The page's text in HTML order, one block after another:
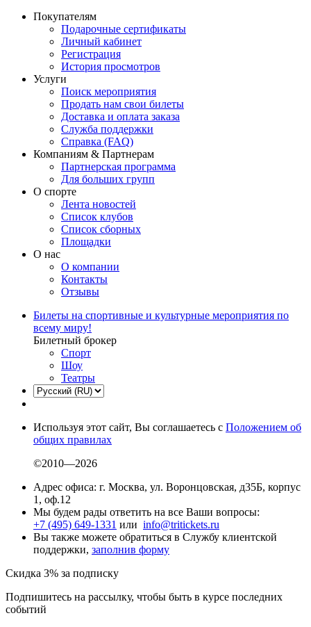
Покупателям
Подарочные сертификаты
Личный кабинет
Регистрация
История просмотров
Услуги
Поиск мероприятия
Продать нам свои билеты
Доставка и оплата заказа
Служба поддержки
Справка (FAQ)
Компаниям & Партнерам
Партнерская программа
Для больших групп
О спорте
Лента новостей
Список клубов
Список сборных
Площадки
О нас
О компании
Контакты
Отзывы
Билеты на спортивные и культурные мероприятия по
всему миру!
Билетный брокер
Спорт
Шоу
Театры
Используя этот сайт, Вы соглашаетесь с Положением об
общих правилах
©2010—2026
Адрес офиса: г. Москва, ул. Воронцовская, д35Б, корпус
1, оф.12
Мы будем рады ответить на все Ваши вопросы:
+7 (495) 649-1331 или info@tritickets.ru
Вы также можете обратиться в Службу клиентской
поддержки, заполнив форму
Скидка 3% за подписку
Подпишитесь на рассылку, чтобы быть в курсе последних
событий